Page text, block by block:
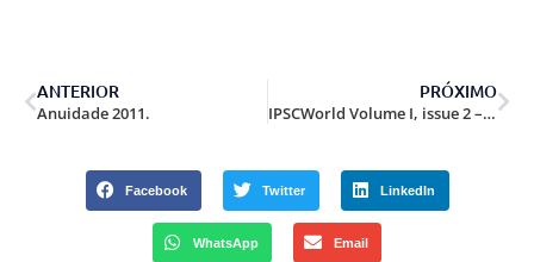
ANTERIOR
Anuidade 2011.
PRÓXIMO
IPSCWorld Volume I, issue 2 – is now available!
Facebook Twitter LinkedIn
WhatsApp Email